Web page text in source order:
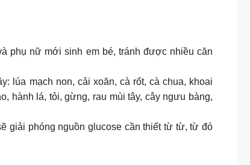
phụ nữ mới sinh em bé, tránh được nhiều căn
lúa mạch non, cải xoăn, cà rốt, cà chua, khoai
hành lá, tỏi, gừng, rau mùi tây, cây ngưu bàng,
giải phóng nguồn glucose cần thiết từ từ, từ đó